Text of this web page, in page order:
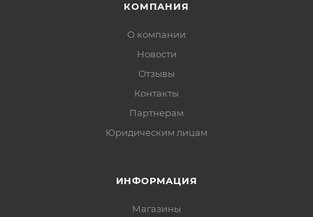
КОМПАНИЯ
О компании
Новости
Отзывы
Контакты
Партнерам
Юридическим лицам
ИНФОРМАЦИЯ
Магазины